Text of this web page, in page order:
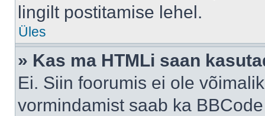
lingilt postitamise lehel.
Üles
» Kas ma HTMLi saan
Ei. Siin foorumis ei ole
vormindamist saab ka